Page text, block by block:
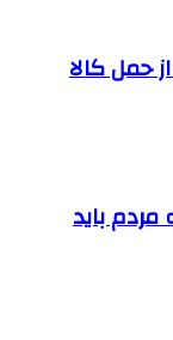
حمل کالا
باید